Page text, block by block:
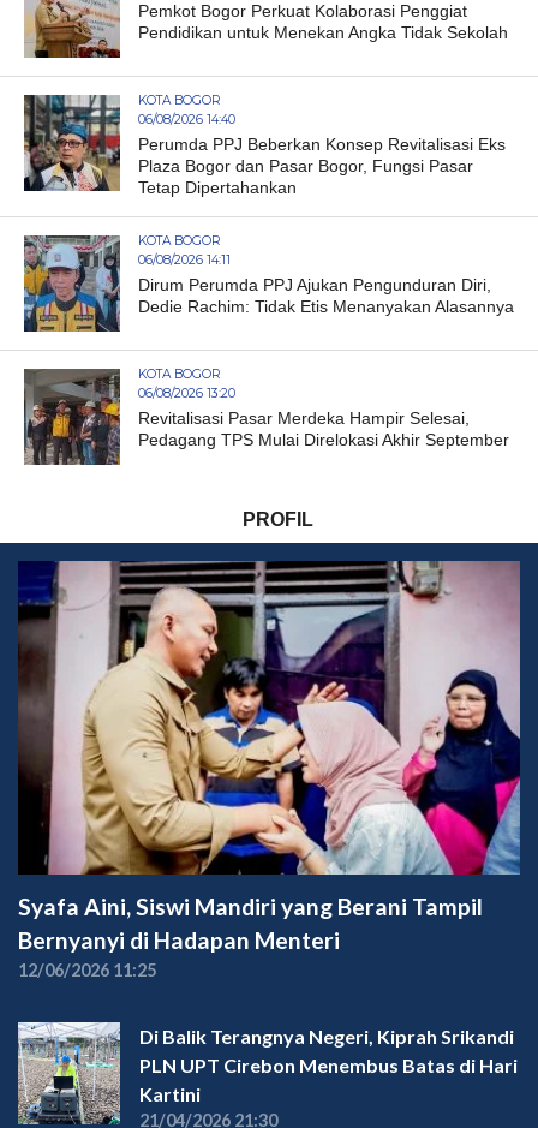
Pemkot Bogor Perkuat Kolaborasi Penggiat
Pendidikan untuk Menekan Angka Tidak Sekolah
KOTA BOGOR
06/08/2026 14:40
Perumda PPJ Beberkan Konsep Revitalisasi Eks
Plaza Bogor dan Pasar Bogor, Fungsi Pasar
Tetap Dipertahankan
KOTA BOGOR
06/08/2026 14:11
Dirum Perumda PPJ Ajukan Pengunduran Diri,
Dedie Rachim: Tidak Etis Menanyakan Alasannya
KOTA BOGOR
06/08/2026 13:20
Revitalisasi Pasar Merdeka Hampir Selesai,
Pedagang TPS Mulai Direlokasi Akhir September
PROFIL
Syafa Aini, Siswi Mandiri yang Berani Tampil
Bernyanyi di Hadapan Menteri
12/06/2026 11:25
Di Balik Terangnya Negeri, Kiprah Srikandi
PLN UPT Cirebon Menembus Batas di Hari
Kartini
21/04/2026 21:30